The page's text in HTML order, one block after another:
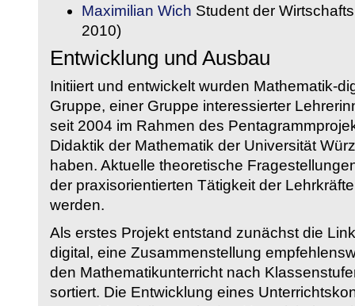
Maximilian Wich Student der
2010)
Entwicklung und Ausbau
Initiiert und entwickelt wurden Mathematik-
Gruppe, einer Gruppe interessierter
seit 2004 im Rahmen des
Didaktik der Mathematik der Universität
haben. Aktuelle theoretische
der praxisorientierten Tätigkeit der
werden.
Als erstes Projekt entstand zunächst die
digital, eine Zusammenstellung
den Mathematikunterricht nach
sortiert. Die Entwicklung eines